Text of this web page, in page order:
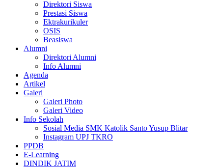
Direktori Siswa
Prestasi Siswa
Ektrakurikuler
OSIS
Beasiswa
Alumni
Direktori Alumni
Info Alumni
Agenda
Artikel
Galeri
Galeri Photo
Galeri Video
Info Sekolah
Sosial Media SMK Katolik Santo Yusup Blitar
Instagram UPJ TKRO
PPDB
E-Learning
DINDIK JATIM